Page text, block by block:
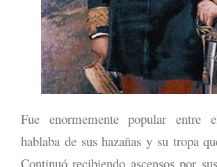
Fue enormemente popular entre
hablaba de sus hazañas y su tropa
Continuó recibiendo ascensos por